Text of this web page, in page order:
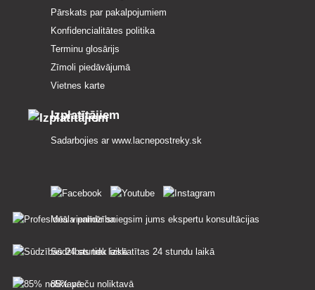
Pārskats par pakalpojumiem
Konfidencialitātes politika
Terminu glosārijs
Zīmoli piedāvājumā
Vietnes karte
Izplatītājiem
Sadarbojies ar www.lacnepostreky.sk
Mēs vienmēr sniegsim jums ekspertu konsultācijas
Sūdzības tiek izskatītas 24 stundu laikā
85% preču noliktavā